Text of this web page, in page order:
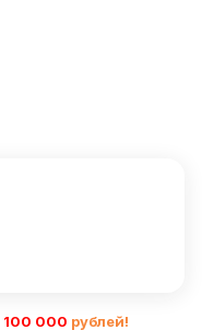
100 000 рублей!